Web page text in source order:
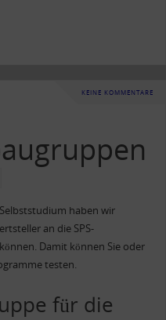
KEINE KOMMENTARE
haben wir
an die SPS-
Damit können Sie oder
testen.
für die